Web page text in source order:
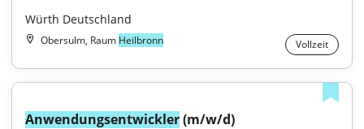
Würth Deutschland
Obersulm, Raum Heilbronn Vollzeit
Anwendungsentwickler (m/w/d)